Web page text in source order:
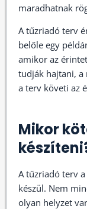
maradhatnak
A tűzriadó terv
belőle egy
amikor az
tudják hajtani, a
a terv követi az
Mikor
A tűzriadó terv
készül. Nem
olyan helyzet